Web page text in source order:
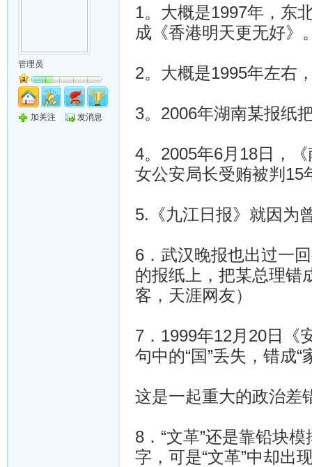
管理员
加关注 发消息
1。大概是1997年，东
成《香港明天更无好》
2。大概是1995年左右
3。2006年湖南某报纸
4。2005年6月18日，
女公安局长受贿被判15
5.《九江日报》就因为
6．武汉晚报也出过一
的报纸上，把某总理错
客，天涯网友）
7．1999年12月20日《
句中的“国”丢失，错成
这是一起重大的政治差
8．“文革”还是靠铅块
字，可是“文革”中却出